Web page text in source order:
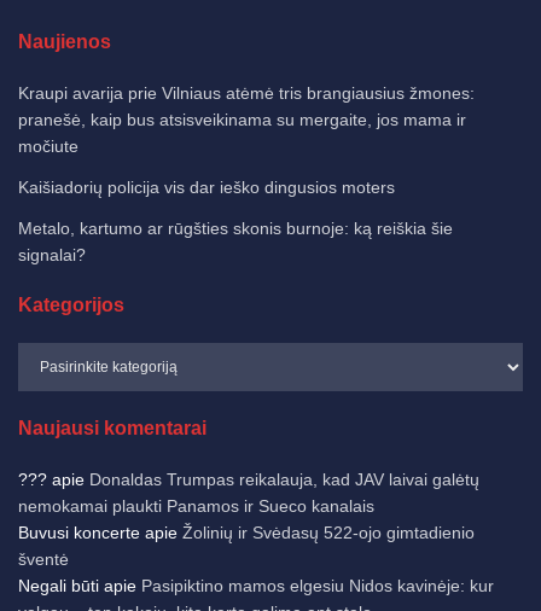
Naujienos
Kraupi avarija prie Vilniaus atėmė tris brangiausius žmones:
pranešė, kaip bus atsisveikinama su mergaite, jos mama ir
močiute
Kaišiadorių policija vis dar ieško dingusios moters
Metalo, kartumo ar rūgšties skonis burnoje: ką reiškia šie
signalai?
Kategorijos
Naujausi komentarai
??? apie Donaldas Trumpas reikalauja, kad JAV laivai galėtų
nemokamai plaukti Panamos ir Sueco kanalais
Buvusi koncerte apie Žolinių ir Svėdasų 522-ojo gimtadienio
šventė
Negali būti apie Pasipiktino mamos elgesiu Nidos kavinėje: kur